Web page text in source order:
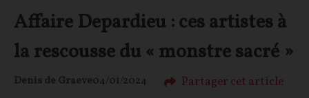
Affaire Depardieu : ces artistes à
la rescousse du « monstre sacré »
Denis de Graeve04/01/2024 Partager cet article